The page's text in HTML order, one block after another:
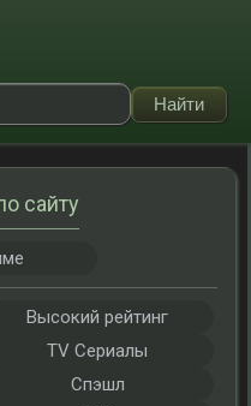
сайту
Высокий рейтинг
TV Сериалы
Спэшл